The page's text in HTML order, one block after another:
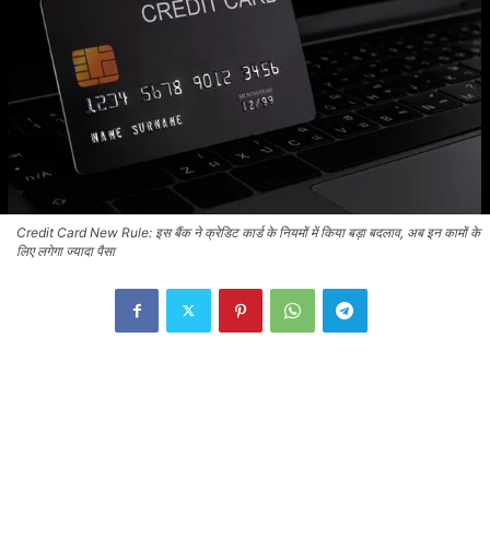
Credit Card New Rule: इस बैंक ने क्रेडिट कार्ड के नियमों में किया बड़ा बदलाव, अब इन कामों के
लिए लगेगा ज्यादा पैसा